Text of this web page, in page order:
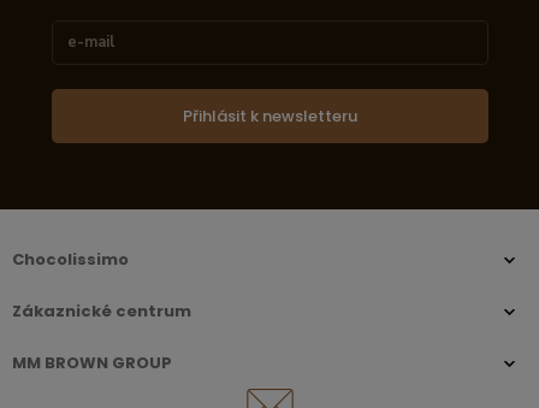
Přihlásit k newsletteru
Chocolissimo
Zákaznické centrum
MM BROWN GROUP